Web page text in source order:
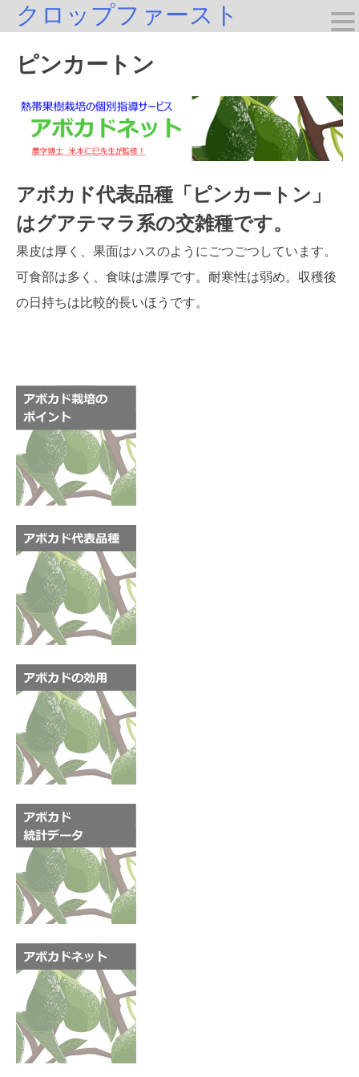
Skip
content
クロップファースト
ピンカートン
アボカド代表品種「ピンカートン」
はグアテマラ系の交雑種です。
果皮は厚く、果面はハスのようにごつごつしています。
可食部は多く、食味は濃厚です。耐寒性は弱め。収穫後
の日持ちは比較的長いほうです。